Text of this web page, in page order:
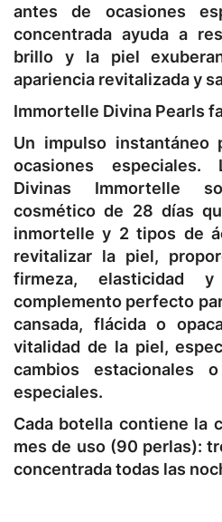
antes de ocasiones
concentrada ayuda a
brillo y la piel
apariencia revitalizada y
Immortelle Divina Pearls
Un impulso instantáneo
ocasiones especiales.
Divinas Immortelle
cosmético de 28 días
inmortelle y 2 tipos de
revitalizar la piel,
firmeza, elasticidad
complemento perfecto
cansada, flácida o
vitalidad de la piel,
cambios estacionales
especiales.
Cada botella contiene la
mes de uso (90 perlas):
concentrada todas las